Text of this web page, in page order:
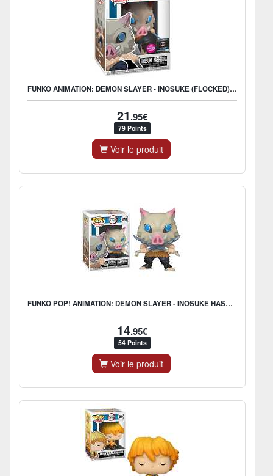
FUNKO ANIMATION: DEMON SLAYER - INOSUKE (FLOCKED) - US EXCLUSIVE
21.95€
79 Points
Voir le produit
FUNKO POP! ANIMATION: DEMON SLAYER - INOSUKE HASHIBIRA
14.95€
54 Points
Voir le produit